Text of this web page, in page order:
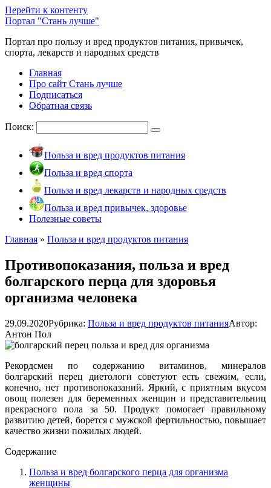
Перейти к контенту
Портал "Стань лучше"
Портал про пользу и вред продуктов питания, привычек,
спорта, лекарств и народных средств
Главная
Про сайт Стань лучше
Подписаться
Обратная связь
Поиск:
Польза и вред продуктов питания
Польза и вред спорта
Польза и вред лекарств и народных средств
Польза и вред привычек, здоровье
Полезные советы
Главная » Польза и вред продуктов питания
Противопоказания, польза и вред
болгарского перца для здоровья
организма человека
29.09.2020Рубрика: Польза и вред продуктов питанияАвтор:
Антон Пол
Рекордсмен по содержанию витаминов, минералов
болгарский перец диетологи советуют есть свежим, если,
конечно, нет противопоказаний. Яркий, с приятным вкусом
овощ полезен для беременных женщин и представительниц
прекрасного пола за 50. Продукт помогает правильному
развитию детей, борется с мужской фертильностью, повышает
качество жизни пожилых людей.
Содержание
Польза и вред болгарского перца для организма
женщины